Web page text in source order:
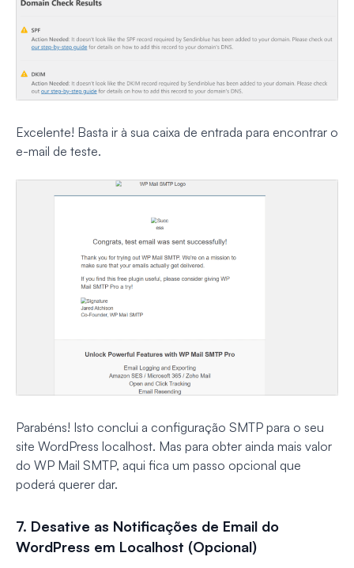
Excelente! Basta ir à sua caixa de entrada para encontrar o
e-mail de teste.
Parabéns! Isto conclui a configuração SMTP para o seu
site WordPress localhost. Mas para obter ainda mais valor
do WP Mail SMTP, aqui fica um passo opcional que
poderá querer dar.
7. Desative as Notificações de Email do
WordPress em Localhost (Opcional)